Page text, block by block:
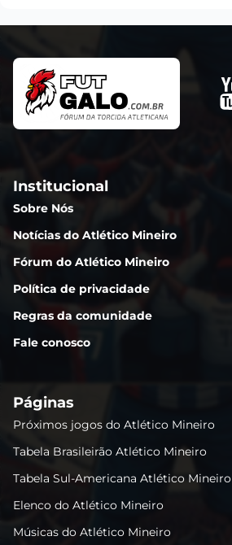
Institucional
Sobre Nós
Notícias do Atlético Mineiro
Fórum do Atlético Mineiro
Política de privacidade
Regras da comunidade
Fale conosco
Páginas
Próximos jogos do Atlético Mineiro
Tabela Brasileirão Atlético Mineiro
Tabela Sul-Americana Atlético Mineiro
Elenco do Atlético Mineiro
Músicas do Atlético Mineiro